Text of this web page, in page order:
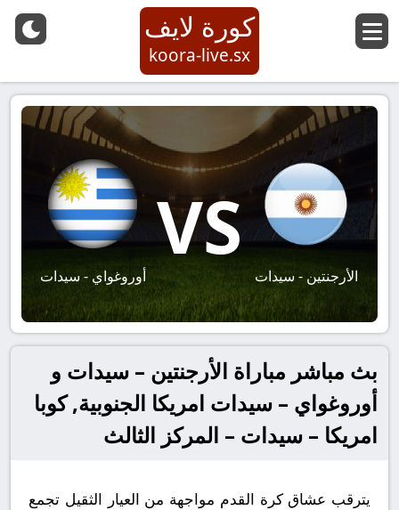
كورة لايف
koora-live.sx
الأرجنتين - سيدات
VS
أوروغواي - سيدات
بث مباشر مباراة الأرجنتين – سيدات و
أوروغواي – سيدات امريكا الجنوبية, كوبا
امريكا – سيدات – المركز الثالث
يترقب عشاق كرة القدم مواجهة من العيار الثقيل تجمع